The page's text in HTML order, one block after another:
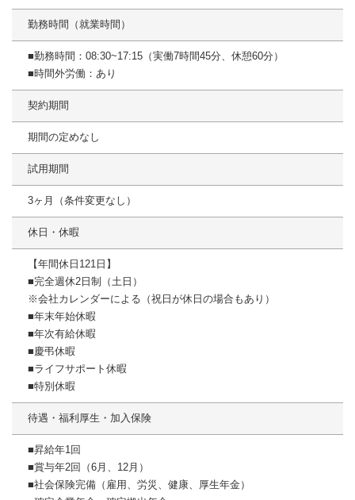
勤務時間（就業時間）
■勤務時間：08:30~17:15（実働7時間45分、休憩60分）
■時間外労働：あり
契約期間
期間の定めなし
試用期間
3ヶ月（条件変更なし）
休日・休暇
【年間休日121日】
■完全週休2日制（土日）
※会社カレンダーによる（祝日が休日の場合もあり）
■年末年始休暇
■年次有給休暇
■慶弔休暇
■ライフサポート休暇
■特別休暇
待遇・福利厚生・加入保険
■昇給年1回
■賞与年2回（6月、12月）
■社会保険完備（雇用、労災、健康、厚生年金）